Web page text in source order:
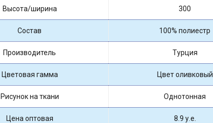
Высота/ширина 300
Состав 100% полиестр
Производитель Турция
Цветовая гамма Цвет оливковый
Рисунок на ткани Однотонная
Цена оптовая 8.9 у.е.